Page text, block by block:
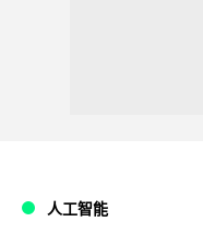
人工智能